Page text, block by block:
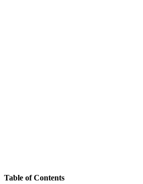
Table of Contents